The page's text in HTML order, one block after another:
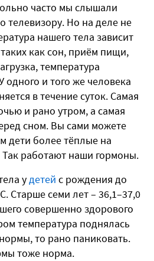
часто мы слышали
телевизору. Но на деле не
нашего тела зависит
как сон, приём пищи,
температура
и того же человека
в течение суток. Самая
и рано утром, а самая
сном. Вы сами можете
дети более тёплые на
работают наши гормоны.
удетей с рождения до
Старше семи лет – 36,1–37,0
совершенно здорового
температура поднялась
то рано паниковать.
тоже норма.